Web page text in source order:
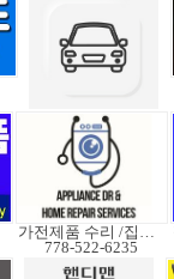
가전제품 수리 /집수리
778-522-6235